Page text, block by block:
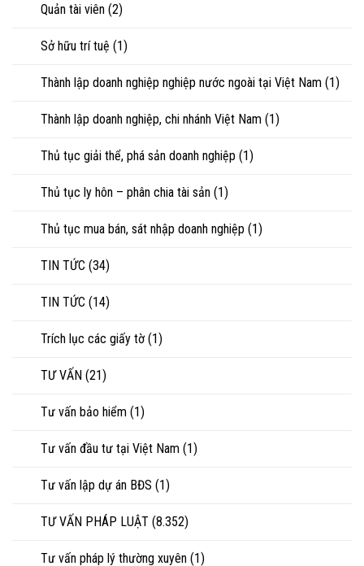
Quản tài viên (2)
Sở hữu trí tuệ (1)
Thành lập doanh nghiệp nghiệp nước ngoài tại Việt Nam (1)
Thành lập doanh nghiệp, chi nhánh Việt Nam (1)
Thủ tục giải thể, phá sản doanh nghiệp (1)
Thủ tục ly hôn – phân chia tài sản (1)
Thủ tục mua bán, sát nhập doanh nghiệp (1)
TIN TỨC (34)
TIN TỨC (14)
Trích lục các giấy tờ (1)
TƯ VẤN (21)
Tư vấn bảo hiểm (1)
Tư vấn đầu tư tại Việt Nam (1)
Tư vấn lập dự án BĐS (1)
TƯ VẤN PHÁP LUẬT (8.352)
Tư vấn pháp lý thường xuyên (1)